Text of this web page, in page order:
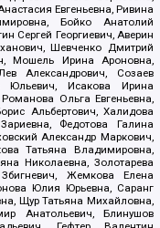
Евгеньевна, Ривина
Бойко Анатолий
Сергей Георгиевич, Аверин
Шевченко Дмитрий
Мошель Ирина Ароновна,
Александрович, Созаев
Юльевич, Исакова Ирина
Ольга Евгеньевна,
Альбертович, Халидова
Федотова Галина
Александр Маркович,
Татьяна Владимировна,
Николаевна, Золотарева
Жемкова Елена
Юлия Юрьевна, Саранг
Щур Татьяна Михайловна,
Анатольевич, Блинушов